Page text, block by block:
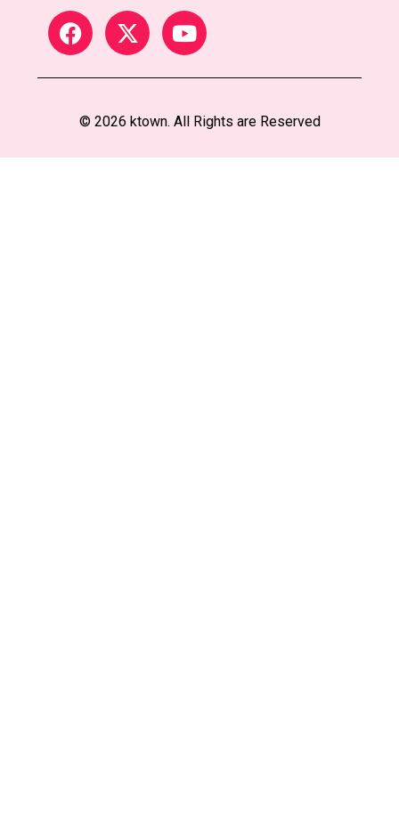
© 2026 ktown. All Rights are Reserved